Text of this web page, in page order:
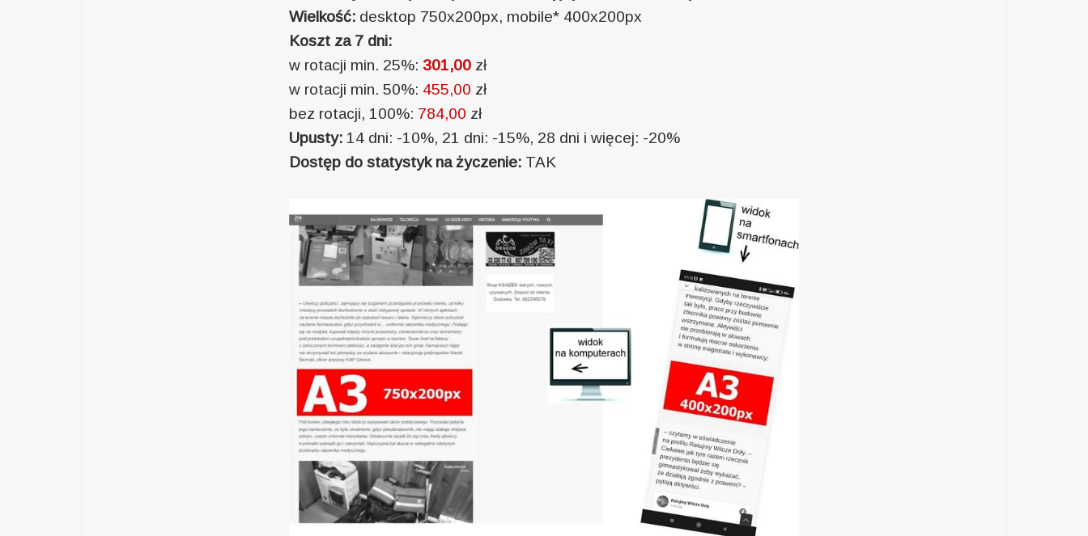
Wielkość: desktop 750x200px, mobile* 400x200px
Koszt za 7 dni:
w rotacji min. 25%: 301,00 zł
w rotacji min. 50%: 455,00 zł
bez rotacji, 100%: 784,00 zł
Upusty: 14 dni: -10%, 21 dni: -15%, 28 dni i więcej: -20%
Dostęp do statystyk na życzenie: TAK